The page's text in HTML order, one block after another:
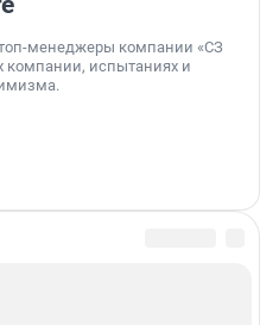
менеджеры компании «СЗ
компании, испытаниях и